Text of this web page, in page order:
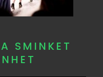
SMINKET